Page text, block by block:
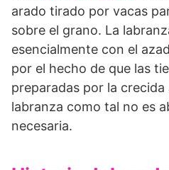
arado tirado por vacas
sobre el grano. La
esencialmente con el
por el hecho de que las
preparadas por la crecida
labranza como tal no es
necesaria.